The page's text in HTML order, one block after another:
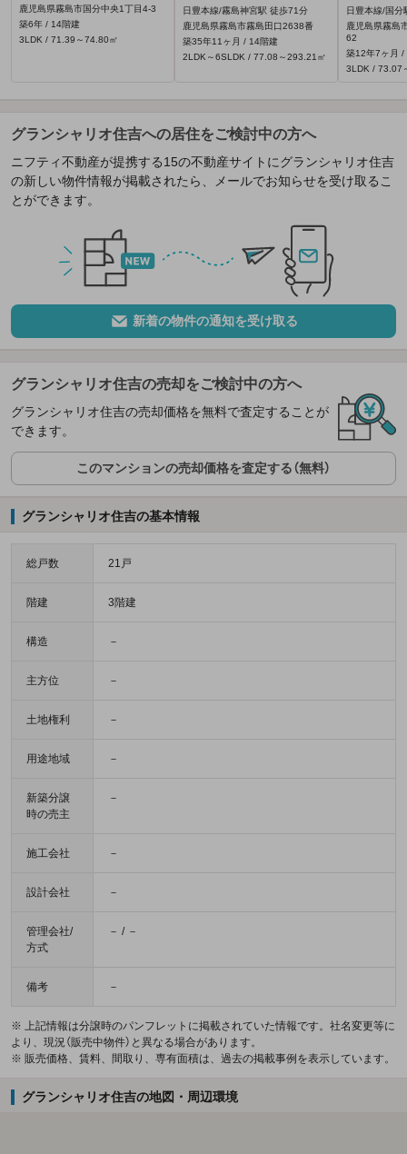
鹿児島県霧島市国分中央1丁目4-3
築6年 / 14階建
3LDK / 71.39～74.80㎡
日豊本線/霧島神宮駅 徒歩71分
鹿児島県霧島市霧島田口2638番
築35年11ヶ月 / 14階建
2LDK～6SLDK / 77.08～293.21㎡
日豊本線/国分
鹿児島県霧島
62
築12年7ヶ月 /
3LDK / 73.07
グランシャリオ住吉への居住をご検討中の方へ
ニフティ不動産が提携する15の不動産サイトにグランシャリオ住吉
の新しい物件情報が掲載されたら、メールでお知らせを受け取るこ
とができます。
新着の物件の通知を受け取る
グランシャリオ住吉の売却をご検討中の方へ
グランシャリオ住吉の売却価格を無料で査定することが
できます。
このマンションの売却価格を査定する（無料）
グランシャリオ住吉の基本情報
総戸数 21戸
階建 3階建
構造 －
主方位 －
土地権利 －
用途地域 －
新築分譲
時の売主
－
施工会社 －
設計会社 －
管理会社/
方式
－ / －
備考 －
※ 上記情報は分譲時のパンフレットに掲載されていた情報です。社名変更等に
より、現況（販売中物件）と異なる場合があります。
※ 販売価格、賃料、間取り、専有面積は、過去の掲載事例を表示しています。
グランシャリオ住吉の地図・周辺環境